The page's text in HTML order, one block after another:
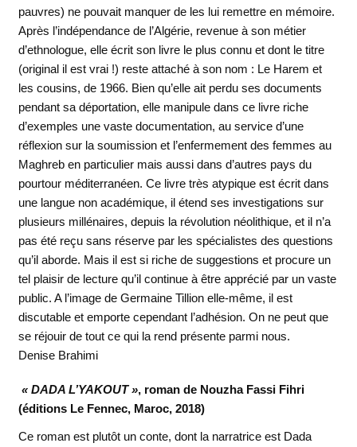
pauvres) ne pouvait manquer de les lui remettre en mémoire.
Après l’indépendance de l’Algérie, revenue à son métier
d’ethnologue, elle écrit son livre le plus connu et dont le titre
(original il est vrai !) reste attaché à son nom : Le Harem et
les cousins, de 1966. Bien qu’elle ait perdu ses documents
pendant sa déportation, elle manipule dans ce livre riche
d’exemples une vaste documentation, au service d’une
réflexion sur la soumission et l’enfermement des femmes au
Maghreb en particulier mais aussi dans d’autres pays du
pourtour méditerranéen. Ce livre très atypique est écrit dans
une langue non académique, il étend ses investigations sur
plusieurs millénaires, depuis la révolution néolithique, et il n’a
pas été reçu sans réserve par les spécialistes des questions
qu’il aborde. Mais il est si riche de suggestions et procure un
tel plaisir de lecture qu’il continue à être apprécié par un vaste
public. A l’image de Germaine Tillion elle-même, il est
discutable et emporte cependant l’adhésion. On ne peut que
se réjouir de tout ce qui la rend présente parmi nous.
Denise Brahimi
« DADA L’YAKOUT », roman de Nouzha Fassi Fihri
(éditions Le Fennec, Maroc, 2018)
Ce roman est plutôt un conte, dont la narratrice est Dada